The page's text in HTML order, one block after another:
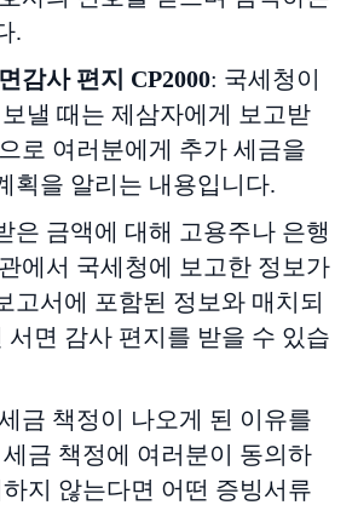
.
감사 편지 CP2000: 국세청이
보낼 때는 제삼자에게 보고받
로 여러분에게 추가 세금을
획을 알리는 내용입니다.
은 금액에 대해 고용주나 은행
에서 국세청에 보고한 정보가
고서에 포함된 정보와 매치되
서면 감사 편지를 받을 수 있습
금 책정이 나오게 된 이유를
금 책정에 여러분이 동의하
지 않는다면 어떤 증빙서류